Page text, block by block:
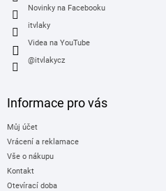
Novinky na Facebooku
itvlaky
Videa na YouTube
@itvlakycz
Informace pro vás
Můj účet
Vrácení a reklamace
Vše o nákupu
Kontakt
Otevírací doba